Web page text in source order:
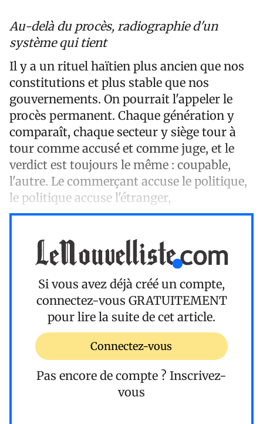
Au-delà du procès, radiographie d'un
système qui tient
Il y a un rituel haïtien plus ancien que nos
constitutions et plus stable que nos
gouvernements. On pourrait l'appeler le
procès permanent. Chaque génération y
comparaît, chaque secteur y siège tour à
tour comme accusé et comme juge, et le
verdict est toujours le même : coupable,
l'autre. Le commerçant accuse le politique,
le politique accuse l'étranger,
Si vous avez déjà créé un compte,
connectez-vous GRATUITEMENT
pour lire la suite de cet article.
Connectez-vous
Pas encore de compte ? Inscrivez-
vous